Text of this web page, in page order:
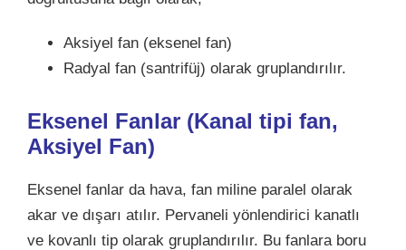
Aksiyel fan (eksenel fan)
Radyal fan (santrifüj) olarak gruplandırılır.
Eksenel Fanlar (Kanal tipi fan,
Aksiyel Fan)
Eksenel fanlar da hava, fan miline paralel olarak
akar ve dışarı atılır. Pervaneli yönlendirici kanatlı
ve kovanlı tip olarak gruplandırılır. Bu fanlara boru